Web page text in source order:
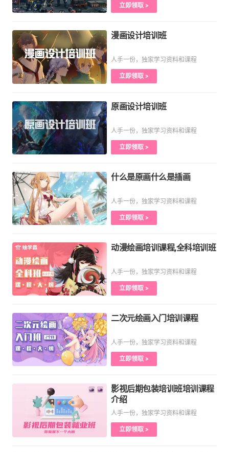
立即领取 >
漫画设计培训班
人手一份，独家学习资料和课程
立即领取 >
原画设计培训班
人手一份，独家学习资料和课程
立即领取 >
什么是原画什么是插画
人手一份，独家学习资料和课程
立即领取 >
动漫绘画培训课程,全科培训班
人手一份，独家学习资料和课程
立即领取 >
二次元绘画入门培训课程
人手一份，独家学习资料和课程
立即领取 >
影视后期包装培训班培训课程
介绍
人手一份，独家学习资料和课程
立即领取 >